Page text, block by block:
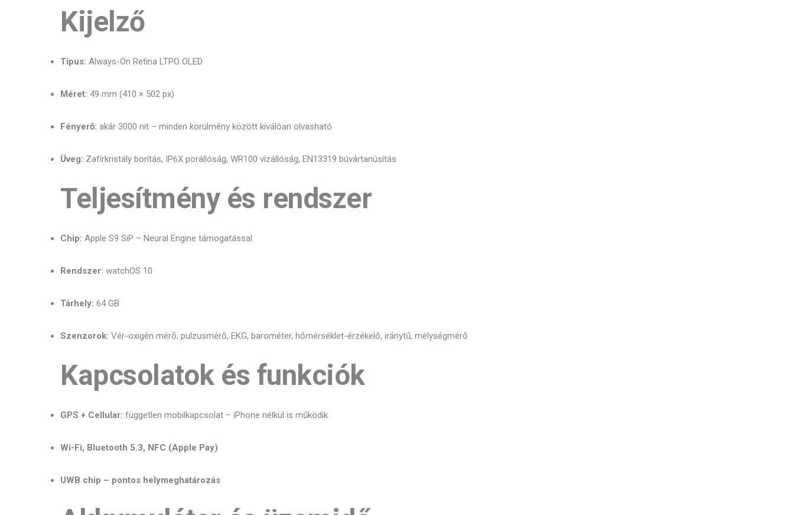
Kijelző
Típus: Always-On Retina LTPO OLED
Méret: 49 mm (410 × 502 px)
Fényerő: akár 3000 nit – minden körülmény között kiválóan olvasható
Üveg: Zafírkristály borítás, IP6X porállóság, WR100 vízállóság, EN13319 búvártanúsítás
Teljesítmény és rendszer
Chip: Apple S9 SiP – Neural Engine támogatással
Rendszer: watchOS 10
Tárhely: 64 GB
Szenzorok: Vér-oxigén mérő, pulzusmérő, EKG, barométer, hőmérséklet-érzékelő, iránytű, mélységmérő
Kapcsolatok és funkciók
GPS + Cellular: független mobilkapcsolat – iPhone nélkül is működik
Wi-Fi, Bluetooth 5.3, NFC (Apple Pay)
UWB chip – pontos helymeghatározás